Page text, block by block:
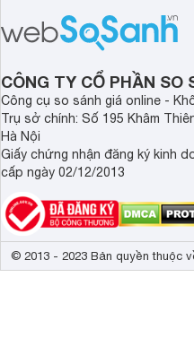
CÔNG TY CỔ PHẦN SO
Công cụ so sánh giá online -
Trụ sở chính: Số 195 Khâm
Hà Nội
Giấy chứng nhận đăng ký kinh
cấp ngày 02/12/2013
© 2013 - 2023 Bản quyền thuộc